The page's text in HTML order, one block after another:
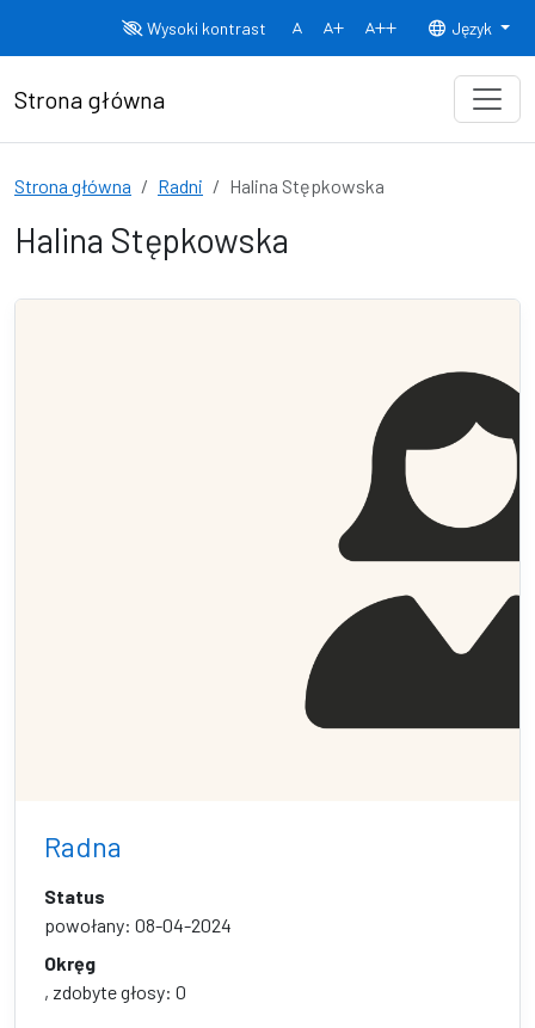
Wysoki kontrast
Normalny rozmiar czcionki
Rozmiar czcionki 150% Rozmiar
Język
Strona główna
Strona główna Radni Halina Stępkowska
Halina Stępkowska
Radna
Status
powołany: 08-04-2024
Okręg
, zdobyte głosy: 0